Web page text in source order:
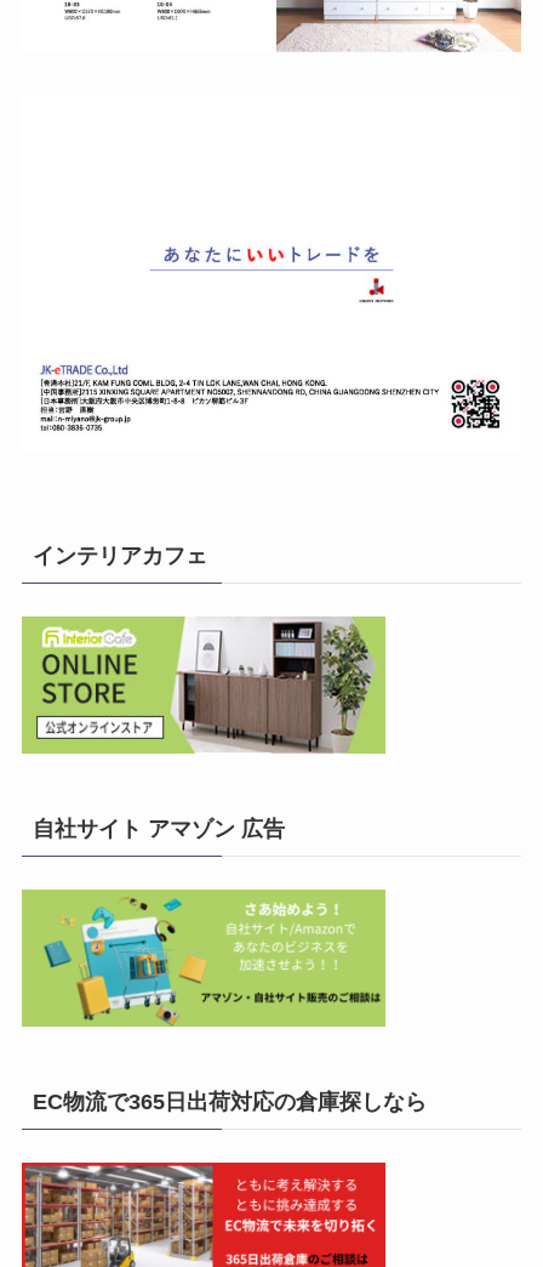
インテリアカフェ
自社サイト アマゾン 広告
EC物流で365日出荷対応の倉庫探しなら